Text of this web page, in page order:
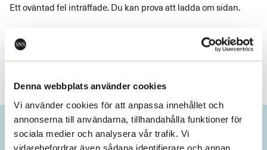
Denna webbplats använder cookies
Vi använder cookies för att anpassa innehållet och
annonserna till användarna, tillhandahålla funktioner för
sociala medier och analysera vår trafik. Vi
vidarebefordrar även sådana identifierare och annan
Ett oväntad fel inträffade. Du kan prova att ladda om sidan.
Ladda om